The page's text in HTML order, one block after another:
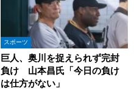
スポーツ
巨人、奥川を捉えられず完封
負け 山本昌氏「今日の負け
は仕方がない」